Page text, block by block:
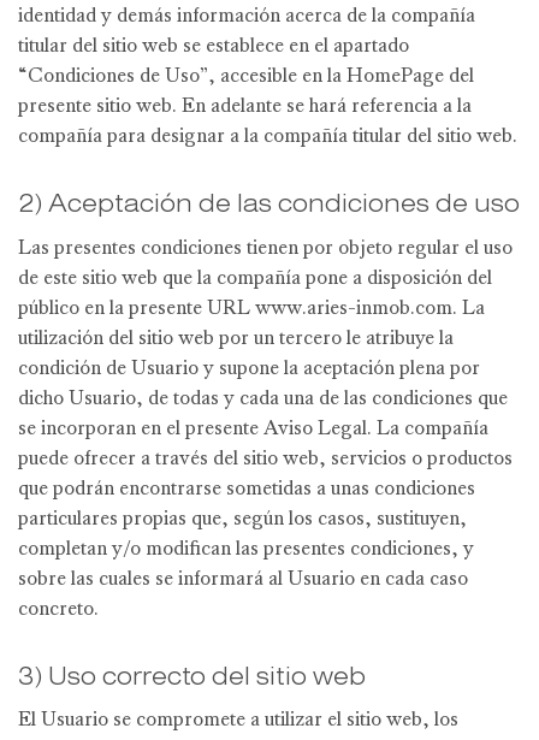
identidad y demás información acerca de la compañía
titular del sitio web se establece en el apartado
“Condiciones de Uso”, accesible en la HomePage del
presente sitio web. En adelante se hará referencia a la
compañía para designar a la compañía titular del sitio web.
2) Aceptación de las condiciones de uso
Las presentes condiciones tienen por objeto regular el uso
de este sitio web que la compañía pone a disposición del
público en la presente URL www.aries-inmob.com. La
utilización del sitio web por un tercero le atribuye la
condición de Usuario y supone la aceptación plena por
dicho Usuario, de todas y cada una de las condiciones que
se incorporan en el presente Aviso Legal. La compañía
puede ofrecer a través del sitio web, servicios o productos
que podrán encontrarse sometidas a unas condiciones
particulares propias que, según los casos, sustituyen,
completan y/o modifican las presentes condiciones, y
sobre las cuales se informará al Usuario en cada caso
concreto.
3) Uso correcto del sitio web
El Usuario se compromete a utilizar el sitio web, los